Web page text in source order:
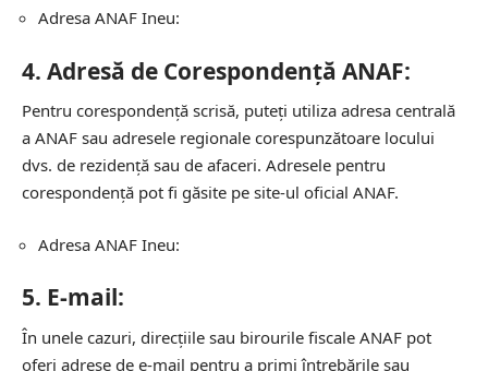
Adresa ANAF Ineu:
4. Adresă de Corespondență ANAF:
Pentru corespondență scrisă, puteți utiliza adresa centrală
a ANAF sau adresele regionale corespunzătoare locului
dvs. de rezidență sau de afaceri. Adresele pentru
corespondență pot fi găsite pe site-ul oficial ANAF.
Adresa ANAF Ineu:
5. E-mail:
În unele cazuri, direcțiile sau birourile fiscale ANAF pot
oferi adrese de e-mail pentru a primi întrebările sau